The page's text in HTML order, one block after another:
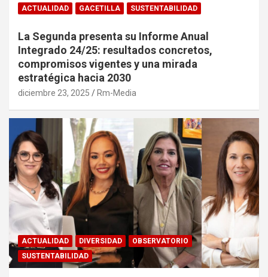
ACTUALIDAD GACETILLA SUSTENTABILIDAD
La Segunda presenta su Informe Anual
Integrado 24/25: resultados concretos,
compromisos vigentes y una mirada
estratégica hacia 2030
diciembre 23, 2025 Rm-Media
ACTUALIDAD DIVERSIDAD
OBSERVATORIO
SUSTENTABILIDAD